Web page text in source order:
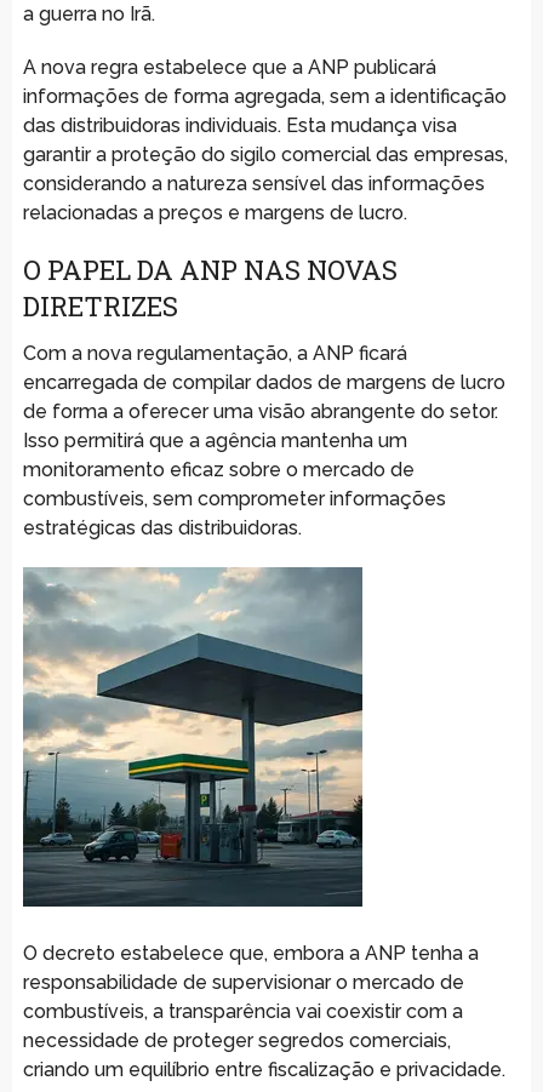
a guerra no Irã.
A nova regra estabelece que a ANP publicará
informações de forma agregada, sem a identificação
das distribuidoras individuais. Esta mudança visa
garantir a proteção do sigilo comercial das empresas,
considerando a natureza sensível das informações
relacionadas a preços e margens de lucro.
O PAPEL DA ANP NAS NOVAS
DIRETRIZES
Com a nova regulamentação, a ANP ficará
encarregada de compilar dados de margens de lucro
de forma a oferecer uma visão abrangente do setor.
Isso permitirá que a agência mantenha um
monitoramento eficaz sobre o mercado de
combustíveis, sem comprometer informações
estratégicas das distribuidoras.
O decreto estabelece que, embora a ANP tenha a
responsabilidade de supervisionar o mercado de
combustíveis, a transparência vai coexistir com a
necessidade de proteger segredos comerciais,
criando um equilíbrio entre fiscalização e privacidade.